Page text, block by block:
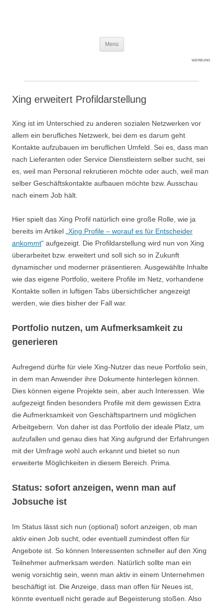
Menü
WERBUNG
Xing erweitert Profildarstellung
Xing ist im Unterschied zu anderen sozialen Netzwerken vor
allem ein berufliches Netzwerk, bei dem es darum geht
Kontakte aufzubauen im beruflichen Umfeld. Sei es, dass man
nach Lieferanten oder Service Dienstleistern selber sucht, sei
es, weil man Personal rekrutieren möchte oder auch, weil man
selber Geschäftskontakte aufbauen möchte bzw. Ausschau
nach einem Job hält.
Hier spielt das Xing Profil natürlich eine große Rolle, wie ja
bereits im Artikel „ Xing Profile – worauf es für Entscheider
ankommt“ aufgezeigt. Die Profildarstellung wird nun von Xing
überarbeitet bzw. erweitert und soll sich so in Zukunft
dynamischer und moderner präsentieren. Ausgewählte Inhalte
wie das eigene Portfolio, weitere Profile im Netz, vorhandene
Kontakte sollen in luftigen Tabs übersichtlicher angezeigt
werden, wie dies bisher der Fall war.
Portfolio nutzen, um Aufmerksamkeit zu
generieren
Aufregend dürfte für viele Xing-Nutzer das neue Portfolio sein,
in dem man Anwender ihre Dokumente hinterlegen können.
Dies können eigene Projekte sein, aber auch Interessen. Wie
aufgezeigt finden besonders Profile mit dem gewissen Extra
die Aufmerksamkeit von Geschäftspartnern und möglichen
Arbeitgebern. Von daher ist das Portfolio der ideale Platz, um
aufzufallen und genau dies hat Xing aufgrund der Erfahrungen
mit der Umfrage wohl auch erkannt und bietet so nun
erweiterte Möglichkeiten in diesem Bereich. Prima.
Status: sofort anzeigen, wenn man auf
Jobsuche ist
Im Status lässt sich nun (optional) sofort anzeigen, ob man
aktiv einen Job sucht, oder eventuell zumindest offen für
Angebote ist. So können Interessenten schneller auf den Xing
Teilnehmer aufmerksam werden. Natürlich sollte man ein
wenig vorsichtig sein, wenn man aktiv in einem Unternehmen
beschäftigt ist. Die Anzeige, dass man offen für Neues ist,
könnte eventuell nicht gerade auf Begeisterung stoßen. Also